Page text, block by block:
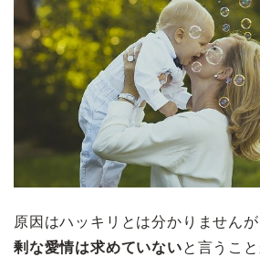
原因はハッキリとは分かりません
剰な愛情は求めていないと言うこ